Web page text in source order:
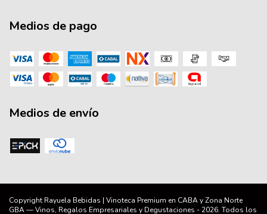
Medios de pago
Medios de envío
Copyright Rayuela Bebidas | Vinoteca Premium en CABA y Zona Norte
GBA — Vinos, Regalos Empresariales y Degustaciones - 2026. Todos los